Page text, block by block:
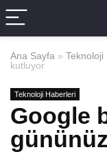
Ana Sayfa » Teknoloji
kutluyor
Teknoloji Haberleri
Google